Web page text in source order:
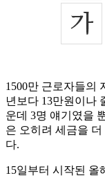
1500만 근로자들의
년보다 13만원이나
운데 3명 얘기였을
은 오히려 세금을
다.
15일부터 시작된 올